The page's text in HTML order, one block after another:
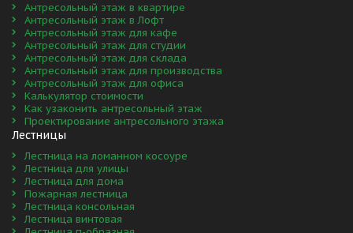
Антресольный этаж в квартире
Антресольный этаж в Лофт
Антресольный этаж для кафе
Антресольный этаж для студии
Антресольный этаж для склада
Антресольный этаж для производства
Антресольный этаж для офиса
Калькулятор стоимости
Как узаконить антресольный этаж
Проектирование антресольного этажа
Лестницы
Лестница на ломанном косоуре
Лестница для улицы
Лестница для дома
Пожарная лестница
Лестница консольная
Лестница винтовая